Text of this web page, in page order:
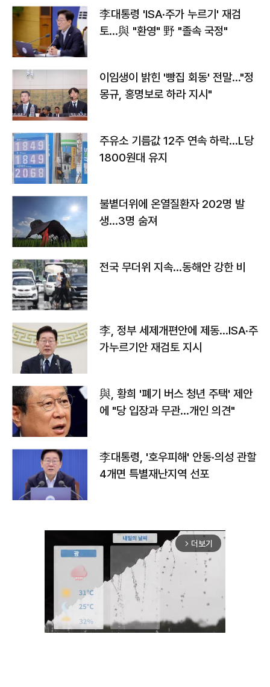
李대통령 'ISA·주가 누르기' 재검
토…與 "환영" 野 "졸속 국정"
이임생이 밝힌 '빵집 회동' 전말…"정
몽규, 홍명보로 하라 지시"
주유소 기름값 12주 연속 하락…L당
1800원대 유지
불볕더위에 온열질환자 202명 발
생…3명 숨져
전국 무더위 지속…동해안 강한 비
李, 정부 세제개편안에 제동…ISA·주
가누르기안 재검토 지시
與, 황희 '폐기 버스 청년 주택' 제안
에 "당 입장과 무관…개인 의견"
李대통령, '호우피해' 안동·의성 관할
4개면 특별재난지역 선포
arrow_forward_ios 더보기